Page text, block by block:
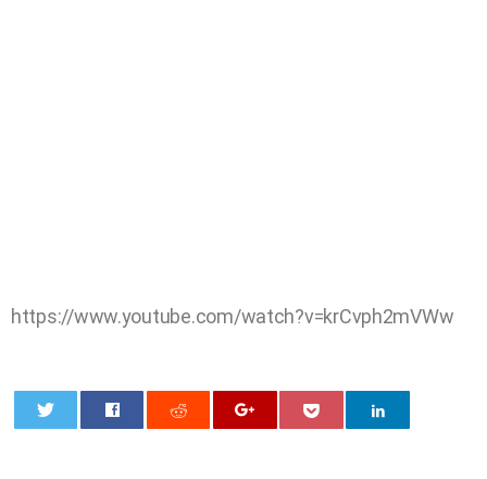
https://www.youtube.com/watch?v=krCvph2mVWw